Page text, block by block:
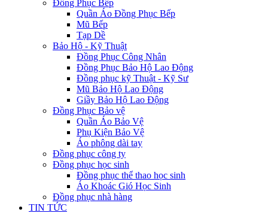
Đồng Phục Bếp
Quần Áo Đồng Phục Bếp
Mũ Bếp
Tạp Dề
Bảo Hộ - Kỹ Thuật
Đồng Phục Công Nhân
Đồng Phục Bảo Hộ Lao Động
Đồng phục kỹ Thuật - Kỹ Sư
Mũ Bảo Hộ Lao Động
Giầy Bảo Hộ Lao Động
Đồng Phục Bảo vệ
Quần Áo Bảo Vệ
Phụ Kiện Bảo Vệ
Áo phông dài tay
Đồng phục công ty
Đồng phục học sinh
Đồng phục thể thao học sinh
Áo Khoác Gió Học Sinh
Đồng phục nhà hàng
TIN TỨC